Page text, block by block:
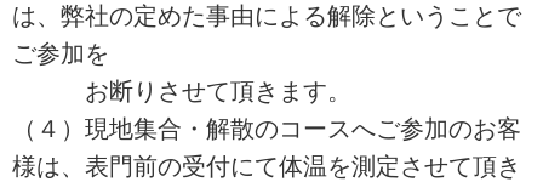
は、弊社の定めた事由による解除ということで
ご参加を
お断りさせて頂きます。
（４）現地集合・解散のコースへご参加のお客
様は、表門前の受付にて体温を測定させて頂き